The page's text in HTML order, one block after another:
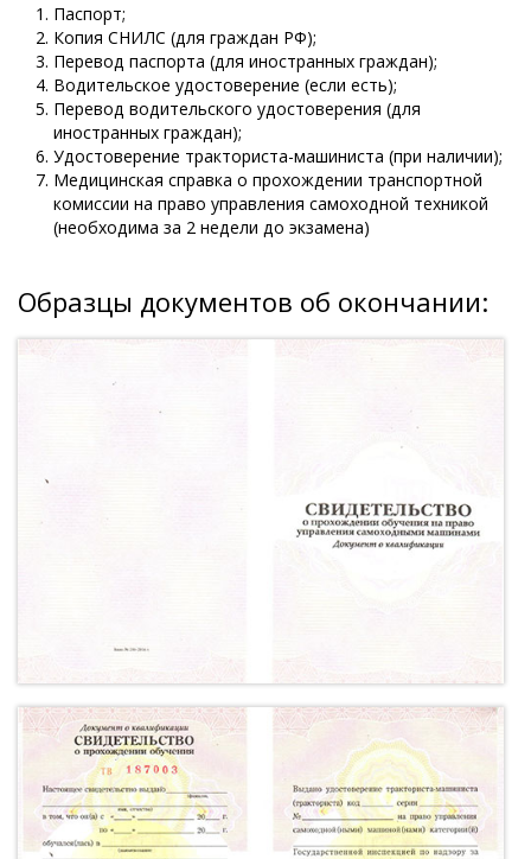
Паспорт;
Копия СНИЛС (для граждан РФ);
Перевод паспорта (для иностранных граждан);
Водительское удостоверение (если есть);
Перевод водительского удостоверения (для
иностранных граждан);
Удостоверение тракториста-машиниста (при наличии);
Медицинская справка о прохождении транспортной
комиссии на право управления самоходной техникой
(необходима за 2 недели до экзамена)
Образцы документов об окончании: